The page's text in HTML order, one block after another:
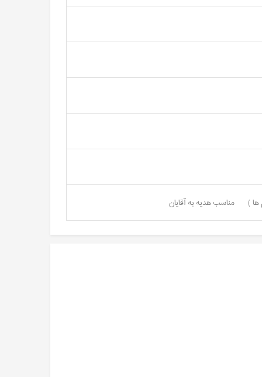
ها ) مناسب هدیه به آقایان